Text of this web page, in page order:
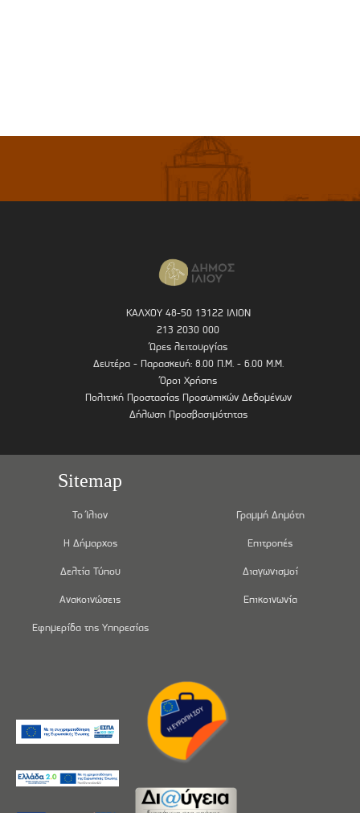
ΚΑΛΧΟΥ 48-50 13122 ΙΛΙΟΝ
213 2030 000
Ώρες λειτουργίας
Δευτέρα - Παρασκευή: 8.00 Π.Μ. - 6.00 Μ.Μ.
Όροι Χρήσης
Πολιτική Προστασίας Προσωπικών Δεδομένων
Δήλωση Προσβασιμότητας
Sitemap
Το Ίλιον
Η Δήμαρχος
Δελτία Τύπου
Ανακοινώσεις
Εφημερίδα της Υπηρεσίας
Γραμμή Δημότη
Επιτροπές
Διαγωνισμοί
Επικοινωνία